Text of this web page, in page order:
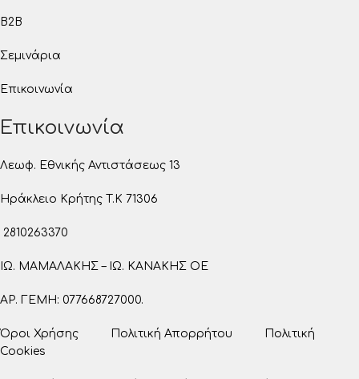
B2B
Σεμινάρια
Επικοινωνία
Επικοινωνία
Λεωφ. Εθνικής Αντιστάσεως 13
Ηράκλειο Κρήτης T.K 71306
2810263370
ΙΩ. ΜΑΜΑΛΑΚΗΣ – ΙΩ. ΚΑΝΑΚΗΣ ΟΕ
ΑΡ. ΓΕΜΗ: 077668727000.
Όροι Χρήσης Πολιτική Απορρήτου Πολιτική
Cookies